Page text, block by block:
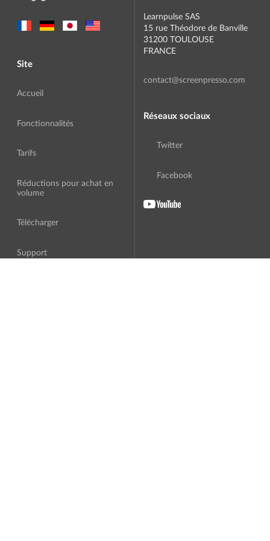
Site
Accueil
Fonctionnalités
Tarifs
Réductions pour achat en
volume
Télécharger
Support
Learnpulse SAS
15 rue Théodore de Banville
31200 TOULOUSE
FRANCE
contact@screenpresso.com
Réseaux sociaux
Twitter
Facebook